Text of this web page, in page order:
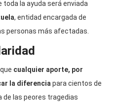
la ayuda será enviada
, entidad encargada de
personas más afectadas.
cualquier aporte, por
la diferenciapara cientos de
de las peores tragedias